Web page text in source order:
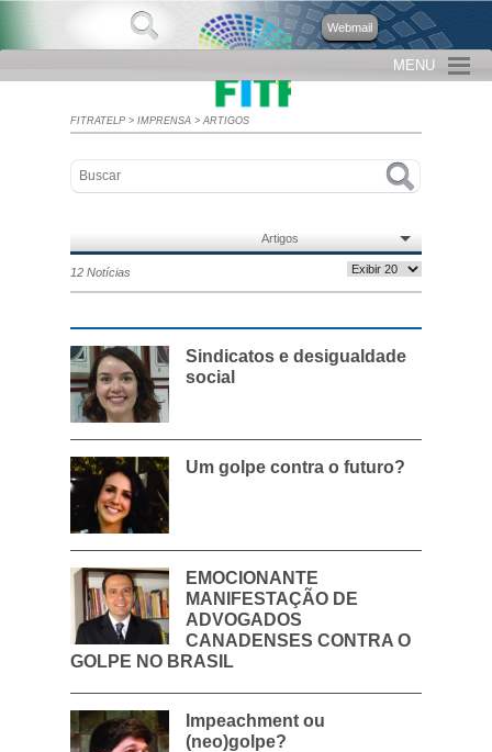
Webmail
MENU
FITRATELP > IMPRENSA >ARTIGOS
Artigos
12 Notícias
Sindicatos e desigualdade
social
Um golpe contra o futuro?
EMOCIONANTE
MANIFESTAÇÃO DE
ADVOGADOS
CANADENSES CONTRA O
GOLPE NO BRASIL
Impeachment ou
(neo)golpe?